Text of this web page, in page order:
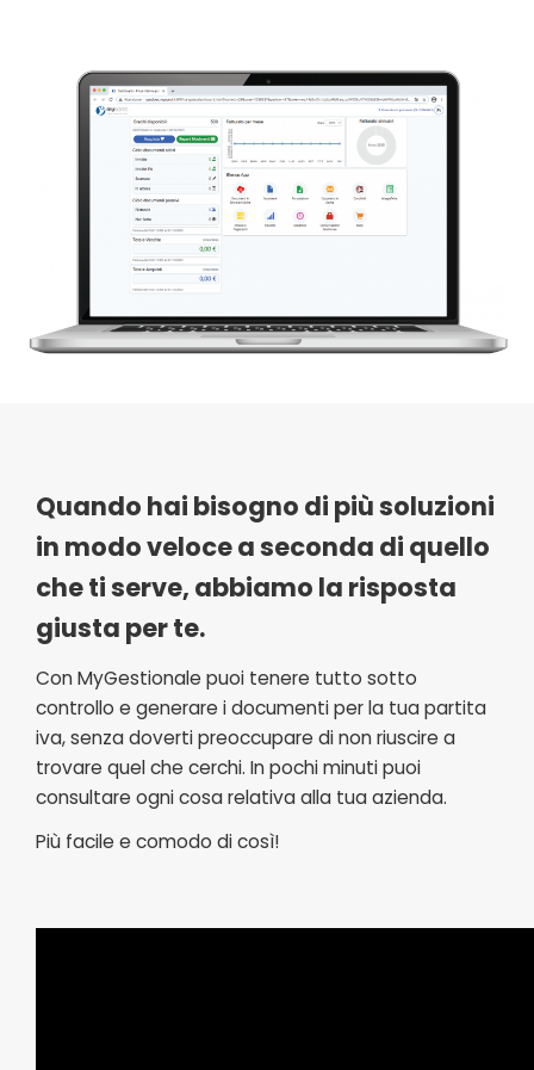
Quando hai bisogno di più soluzioni
in modo veloce a seconda di quello
che ti serve, abbiamo la risposta
giusta per te.
Con MyGestionale puoi tenere tutto sotto
controllo e generare i documenti per la tua partita
iva, senza doverti preoccupare di non riuscire a
trovare quel che cerchi. In pochi minuti puoi
consultare ogni cosa relativa alla tua azienda.
Più facile e comodo di così!